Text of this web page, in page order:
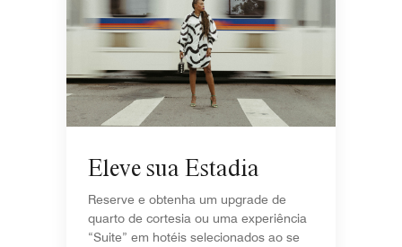
Eleve sua Estadia
Reserve e obtenha um upgrade de
quarto de cortesia ou uma experiência
“Suite” em hotéis selecionados ao se